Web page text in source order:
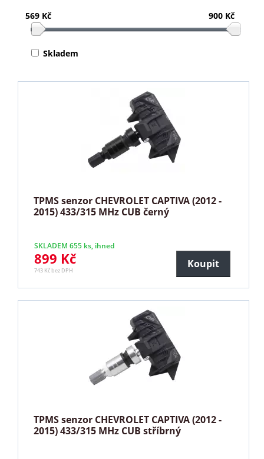
569 Kč 900 Kč
Skladem
TPMS senzor CHEVROLET CAPTIVA (2012 -
2015) 433/315 MHz CUB černý
SKLADEM 655 ks, ihned
899 Kč
743 Kč bez DPH
Koupit
TPMS senzor CHEVROLET CAPTIVA (2012 -
2015) 433/315 MHz CUB stříbrný